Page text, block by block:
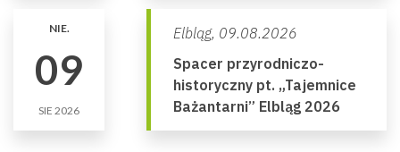
NIE.
09
SIE 2026
Elbląg, 09.08.2026
Spacer przyrodniczo-
historyczny pt. „Tajemnice
Bażantarni” Elbląg 2026